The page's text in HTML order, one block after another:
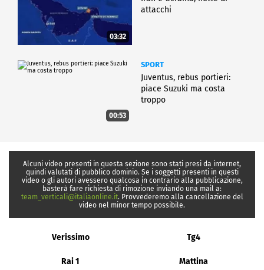
03:32
attacchi
00:53
SPORT
Juventus, rebus portieri:
piace Suzuki ma costa
troppo
Alcuni video presenti in questa sezione sono stati presi da internet,
quindi valutati di pubblico dominio. Se i soggetti presenti in questi
video o gli autori avessero qualcosa in contrario alla pubblicazione,
basterà fare richiesta di rimozione inviando una mail a:
team_verticali@italiaonline.it. Provvederemo alla cancellazione del
video nel minor tempo possibile.
Verissimo Tg4
Rai 1 Mattina